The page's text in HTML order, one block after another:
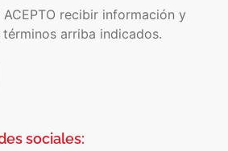
ACEPTO recibir información y
arriba indicados.
sociales: